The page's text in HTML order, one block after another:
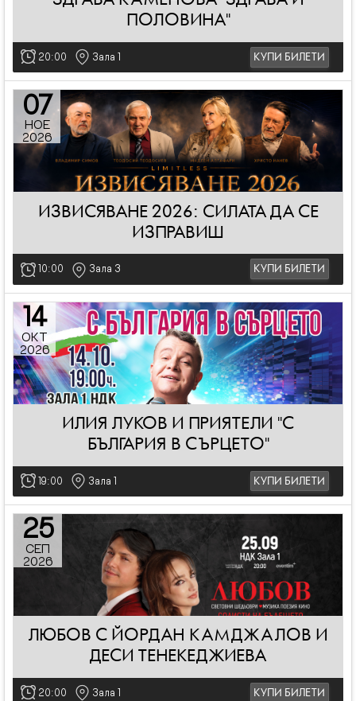
ПОЛОВИНА"
20:00 Зала 1 КУПИ БИЛЕТИ
07
НОЕ
2026
ИЗВИСЯВАНЕ 2026: СИЛАТА ДА СЕ
ИЗПРАВИШ
10:00 Зала 3 КУПИ БИЛЕТИ
14
ОКТ
2026
ИЛИЯ ЛУКОВ И ПРИЯТЕЛИ "С
БЪЛГАРИЯ В СЪРЦЕТО"
19:00 Зала 1 КУПИ БИЛЕТИ
25
СЕП
2026
ЛЮБОВ С ЙОРДАН КАМДЖАЛОВ И
ДЕСИ ТЕНЕКЕДЖИЕВА
20:00 Зала 1 КУПИ БИЛЕТИ